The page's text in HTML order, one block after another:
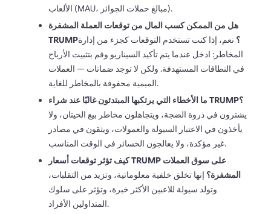
الألعاب (MAU، مبالغ حملات الجوائز).
هل من الممكن كسب المال من توقعات العملة المشفرة
TRUMP؟ نعم، إذا كنت تستخدم التوقعات كجزء من إدارة
المخاطر: ادخل عندما يتم تأكيد السيناريو وقم بتثبيت الأرباح
في النطاقات المستهدفة. ولكن لا توجد ضمانات — العملات
الميمية محفوفة بالمخاطر للغاية.
ما الأخطاء التي يرتكبها المبتدئون غالبًا عند شراء TRUMP؟
يشترون في ذروة الضجة، ويتجاهلون مخاطر بيع الحيتان، ولا
يأخذون في الاعتبار السيولة والعمولات، ويثقون في مصادر
غير مؤكدة، ولا يعالجون الخسائر في الوقت المناسب.
كيف تؤثر توقعات أسعار TRUMP على سوق العملات
المشفرة؟ إنها تخلق خلفية معلوماتية، وتزيد من التقلبات،
وتولد سيولة للاعبين الأكثر خبرة، وتؤثر على سلوك
المتداولين الأفراد.